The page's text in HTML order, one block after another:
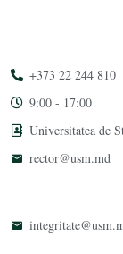
+373 22 244 810
9:00 - 17:00
Universitatea de
rector@usm.md